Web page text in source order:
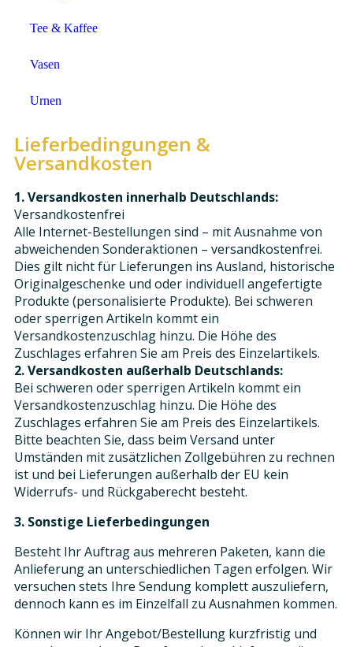
Tee & Kaffee
Vasen
Urnen
Lieferbedingungen &
Versandkosten
1. Versandkosten innerhalb Deutschlands:
Versandkostenfrei
Alle Internet-Bestellungen sind – mit Ausnahme von
abweichenden Sonderaktionen – versandkostenfrei.
Dies gilt nicht für Lieferungen ins Ausland, historische
Originalgeschenke und oder individuell angefertigte
Produkte (personalisierte Produkte). Bei schweren
oder sperrigen Artikeln kommt ein
Versandkostenzuschlag hinzu. Die Höhe des
Zuschlages erfahren Sie am Preis des Einzelartikels.
2. Versandkosten außerhalb Deutschlands:
Bei schweren oder sperrigen Artikeln kommt ein
Versandkostenzuschlag hinzu. Die Höhe des
Zuschlages erfahren Sie am Preis des Einzelartikels.
Bitte beachten Sie, dass beim Versand unter
Umständen mit zusätzlichen Zollgebühren zu rechnen
ist und bei Lieferungen außerhalb der EU kein
Widerrufs- und Rückgaberecht besteht.
3. Sonstige Lieferbedingungen
Besteht Ihr Auftrag aus mehreren Paketen, kann die
Anlieferung an unterschiedlichen Tagen erfolgen. Wir
versuchen stets Ihre Sendung komplett auszuliefern,
dennoch kann es im Einzelfall zu Ausnahmen kommen.
Können wir Ihr Angebot/Bestellung kurzfristig und